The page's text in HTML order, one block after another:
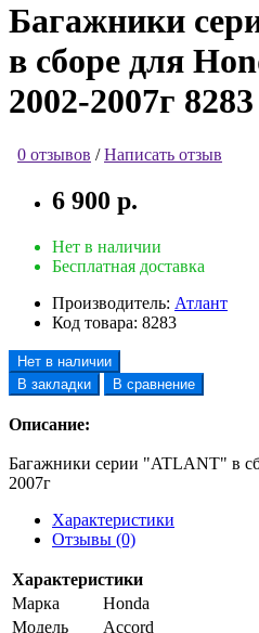
Багажники
в сборе для
2002-2007г 8283
0 отзывов /Написать отзыв
6 900 р.
Нет в наличии
Бесплатная доставка
Производитель: Атлант
Код товара: 8283
Нет в наличии
В закладки
В сравнение
Описание:
Багажники серии "ATLANT" в
2007г
Характеристики
Отзывы (0)
Характеристики
Марка
Honda
Модель
Accord